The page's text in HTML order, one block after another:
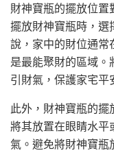
財神寶瓶的擺放位置
擺放財神寶瓶時，選
說，家中的財位通常
是最能聚財的區域。
引財氣，保護家宅平
此外，財神寶瓶的
將其放置在眼睛水平
氣。避免將財神寶瓶